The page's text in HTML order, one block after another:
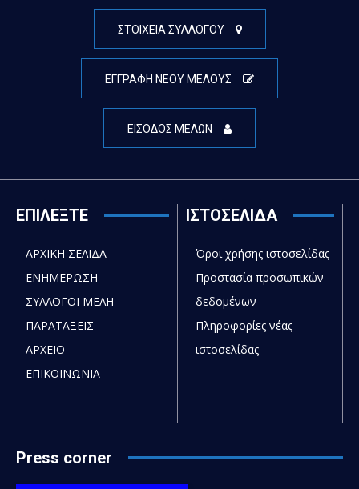
ΣΤΟΙΧΕΙΑ ΣΥΛΛΟΓΟΥ
ΕΓΓΡΑΦΗ ΝΕΟΥ ΜΕΛΟΥΣ
ΕΙΣΟΔΟΣ ΜΕΛΩΝ
ΕΠΙΛΕΞΤΕ
ΑΡΧΙΚΗ ΣΕΛΙΔΑ
ΕΝΗΜΕΡΩΣΗ
ΣΥΛΛΟΓΟΙ ΜΕΛΗ
ΠΑΡΑΤΑΞΕΙΣ
ΑΡΧΕΙΟ
ΕΠΙΚΟΙΝΩΝΙΑ
ΙΣΤΟΣΕΛΙΔΑ
Όροι χρήσης ιστοσελίδας
Προστασία προσωπικών
δεδομένων
Πληροφορίες νέας
ιστοσελίδας
Press corner